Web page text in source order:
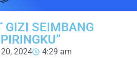
GIZI SEIMBANG
2024
4:29 am